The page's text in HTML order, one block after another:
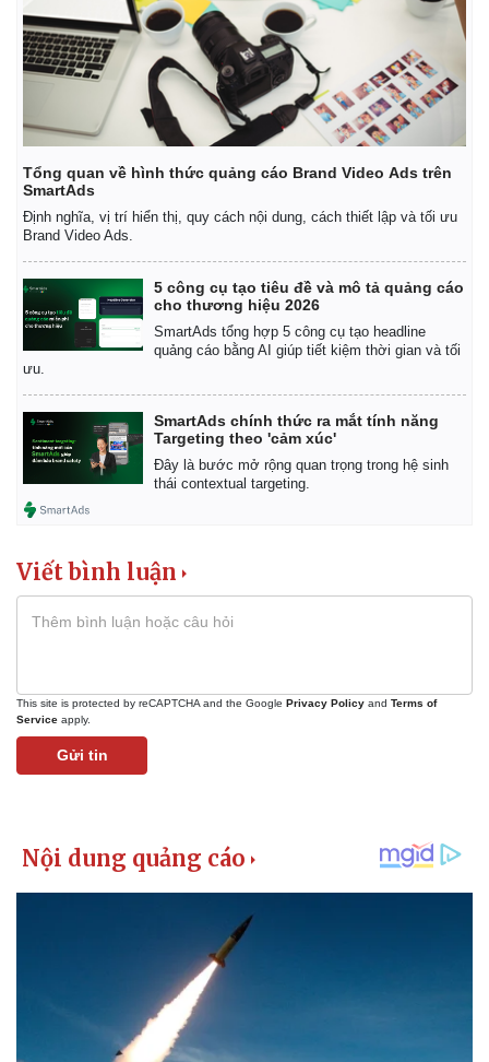
Kinh tế
Khởi nghiệp
Thị trường
Giá vàng
Tổng quan về hình thức quảng cáo Brand Video Ads trên
SmartAds
Định nghĩa, vị trí hiển thị, quy cách nội dung, cách thiết lập và tối ưu
Brand Video Ads.
5 công cụ tạo tiêu đề và mô tả quảng cáo
cho thương hiệu 2026
SmartAds tổng hợp 5 công cụ tạo headline
quảng cáo bằng AI giúp tiết kiệm thời gian và tối
ưu.
SmartAds chính thức ra mắt tính năng
Targeting theo 'cảm xúc'
Đây là bước mở rộng quan trọng trong hệ sinh
thái contextual targeting.
Viết bình luận
This site is protected by reCAPTCHA and the Google Privacy Policy and Terms of
Service apply.
Gửi tin